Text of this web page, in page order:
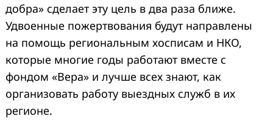
добра» сделает эту цель в два раза ближе.
Удвоенные пожертвования будут направлены
на помощь региональным хосписам и НКО,
которые многие годы работают вместе с
фондом «Вера» и лучше всех знают, как
организовать работу выездных служб в их
регионе.